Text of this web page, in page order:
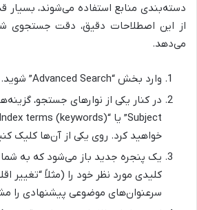
دسته‌بندی منابع استفاده می‌شوند، بسیار
از این اصطلاحات دقیق، دقت جستجوی
می‌دهد.
وارد بخش “Advanced Search” شوید.
خواهید کرد. روی یکی از آن‌ها کلیک
یک پنجره جدید باز می‌شود که به
کلیدی مورد نظر خود را (مثلاً “تغییر
سرعنوان‌های موضوعی پیشنهادی را